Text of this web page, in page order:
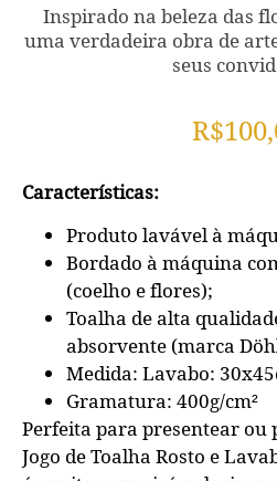
Inspirado na beleza das
uma verdadeira obra de
seus
R$
Características:
Produto lavável à
Bordado à máquina
(coelho e flores);
Toalha de alta
absorvente (marca
Medida: Lavabo:
Gramatura: 400g/cm²
Perfeita para presentear ou
Jogo de Toalha Rosto e